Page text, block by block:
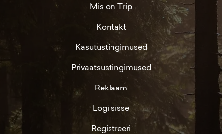
Mis on Trip
Kontakt
Kasutustingimused
Privaatsustingimused
Reklaam
Logi sisse
Registreeri